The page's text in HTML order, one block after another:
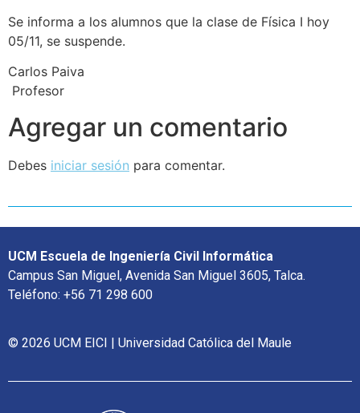
Se informa a los alumnos que la clase de Física I hoy
05/11, se suspende.
Carlos Paiva
Profesor
Agregar un comentario
Debes iniciar sesión para comentar.
UCM Escuela de Ingeniería Civil Informática
Campus San Miguel, Avenida San Miguel 3605, Talca.
Teléfono: +56 71 298 600
© 2026 UCM EICI | Universidad Católica del Maule